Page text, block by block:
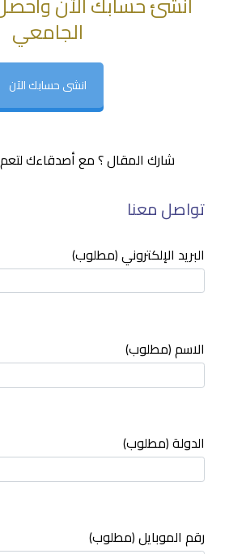
الجامعي
انشى حسابك الآن
شارك المقال ؟ مع أصدقاءك لتعم
تواصل معنا
البريد الإلكتروني (مطلوب)
الاسم (مطلوب)
الدولة (مطلوب)
رقم الموبايل (مطلوب)